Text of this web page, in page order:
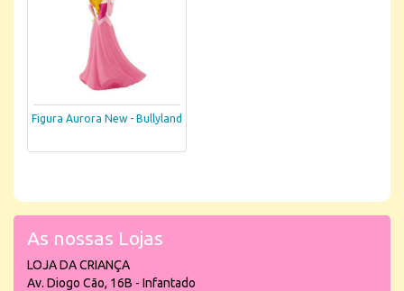
Figura Aurora New - Bullyland
As nossas Lojas
LOJA DA CRIANÇA
Av. Diogo Cão, 16B - Infantado